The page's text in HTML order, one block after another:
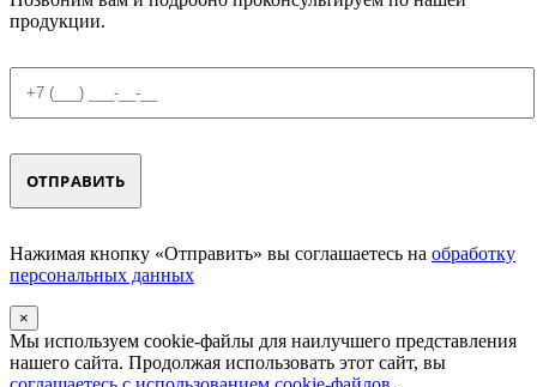
продукции.
Нажимая кнопку «Отправить» вы соглашаетесь на обработку
персональных данных
×
Мы используем cookie-файлы для наилучшего представления
нашего сайта. Продолжая использовать этот сайт, вы